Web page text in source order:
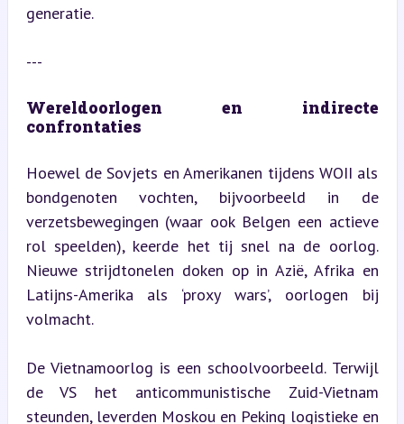
generatie.
---
Wereldoorlogen en indirecte
confrontaties
Hoewel de Sovjets en Amerikanen tijdens WOII als
bondgenoten vochten, bijvoorbeeld in de
verzetsbewegingen (waar ook Belgen een actieve
rol speelden), keerde het tij snel na de oorlog.
Nieuwe strijdtonelen doken op in Azië, Afrika en
Latijns-Amerika als ‘proxy wars’, oorlogen bij
volmacht.
De Vietnamoorlog is een schoolvoorbeeld. Terwijl
de VS het anticommunistische Zuid-Vietnam
steunden, leverden Moskou en Peking logistieke en